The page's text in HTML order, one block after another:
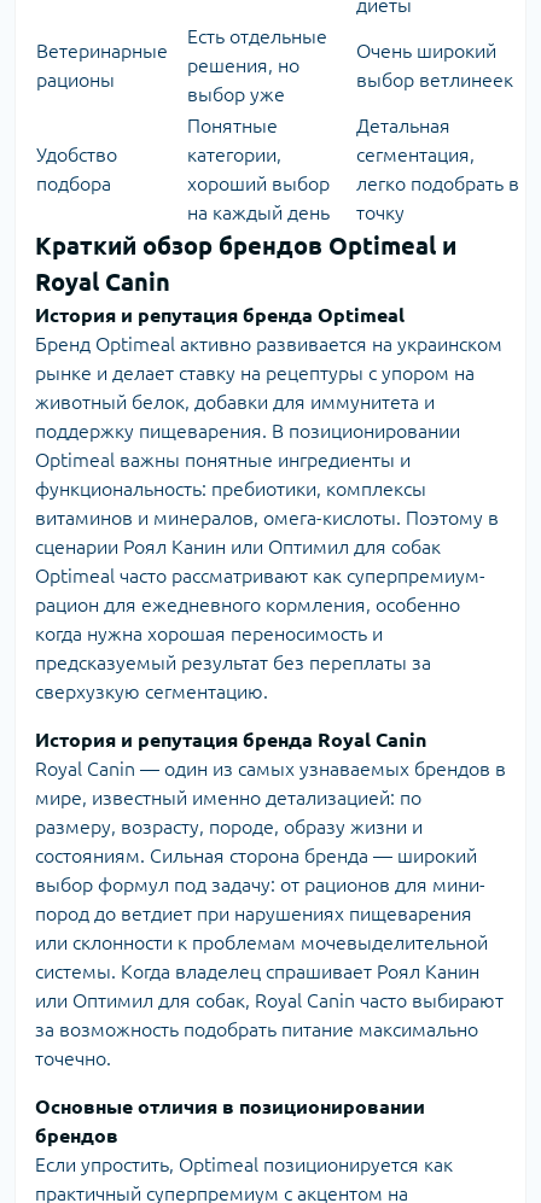
Ветеринарные
рационы
Есть отдельные
решения, но
выбор уже
Очень широкий
выбор ветлинеек
Удобство
подбора
Понятные
категории,
хороший выбор
на каждый день
Детальная
сегментация,
легко подобрать в
точку
Краткий обзор брендов Optimeal и
Royal Canin
История и репутация бренда Optimeal
Бренд Optimeal активно развивается на украинском
рынке и делает ставку на рецептуры с упором на
животный белок, добавки для иммунитета и
поддержку пищеварения. В позиционировании
Optimeal важны понятные ингредиенты и
функциональность: пребиотики, комплексы
витаминов и минералов, омега-кислоты. Поэтому в
сценарии Роял Канин или Оптимил для собак
Optimeal часто рассматривают как суперпремиум-
рацион для ежедневного кормления, особенно
когда нужна хорошая переносимость и
предсказуемый результат без переплаты за
сверхузкую сегментацию.
История и репутация бренда Royal Canin
Royal Canin — один из самых узнаваемых брендов в
мире, известный именно детализацией: по
размеру, возрасту, породе, образу жизни и
состояниям. Сильная сторона бренда — широкий
выбор формул под задачу: от рационов для мини-
пород до ветдиет при нарушениях пищеварения
или склонности к проблемам мочевыделительной
системы. Когда владелец спрашивает Роял Канин
или Оптимил для собак, Royal Canin часто выбирают
за возможность подобрать питание максимально
точечно.
Основные отличия в позиционировании
брендов
Если упростить, Optimeal позиционируется как
практичный суперпремиум с акцентом на